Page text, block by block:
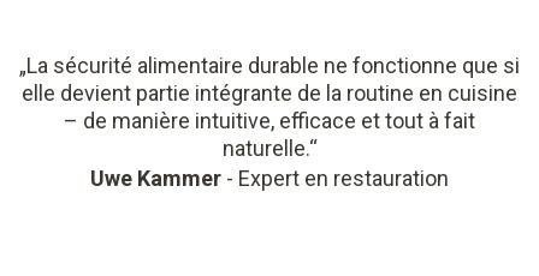
„La sécurité alimentaire durable ne fonctionne que si
elle devient partie intégrante de la routine en cuisine
– de manière intuitive, efficace et tout à fait
naturelle.“
Uwe Kammer - Expert en restauration